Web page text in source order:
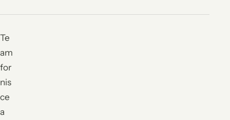
Te
am
for
nis
ce
a